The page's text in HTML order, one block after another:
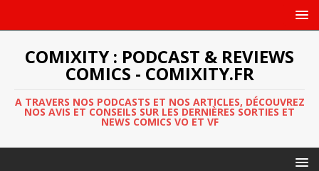
COMIXITY : PODCAST & REVIEWS
COMICS - COMIXITY.FR
A TRAVERS NOS PODCASTS ET NOS ARTICLES, DÉCOUVREZ
NOS AVIS ET CONSEILS SUR LES DERNIÈRES SORTIES ET
NEWS COMICS VO ET VF